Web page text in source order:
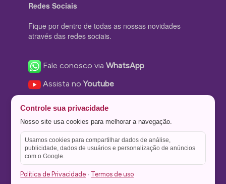
Redes Sociais
Fique por dentro de todas as nossas novidades
através das redes sociais.
Fale conosco viaWhatsApp
Assista noYoutube
Nos siga no Instagram
Nos siga noTwitter
Salve no
Controle sua privacidade
Nosso site usa cookies para melhorar a navegação.
Usamos cookies para compartilhar dados de análise,
publicidade, dados de usuários e personalização de anúncios
com o Google.
Política de Privacidade · Termos de uso